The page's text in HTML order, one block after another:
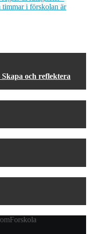
timmar i förskolan är
och reflektera